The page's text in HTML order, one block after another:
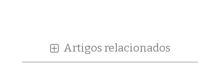
Artigos relacionados